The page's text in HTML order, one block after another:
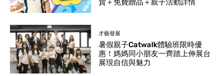
貨＋免費贈品＋親子活動詳情
才藝發展
暑假親子Catwalk體驗班限時優
惠！媽媽同小朋友一齊踏上伸展台
展現自信與魅力